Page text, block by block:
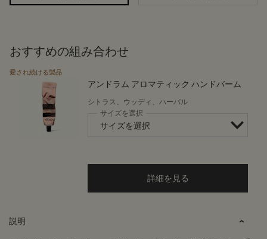
おすすめの組み合わせ
アンドラム アロマティック ハンドバーム
シトラス、ウッディ、ハーバル
愛され続ける製品
サイズを選択
詳細を見る
説明